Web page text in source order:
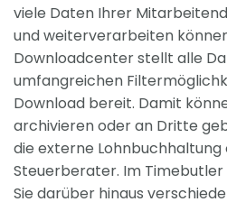
viele Daten Ihrer
und weiterverarbeiten
Downloadcenter stellt alle
umfangreichen
Download bereit. Damit
archivieren oder an Dritte
die externe Lohnbuchhaltung
Steuerberater. Im
Sie darüber hinaus